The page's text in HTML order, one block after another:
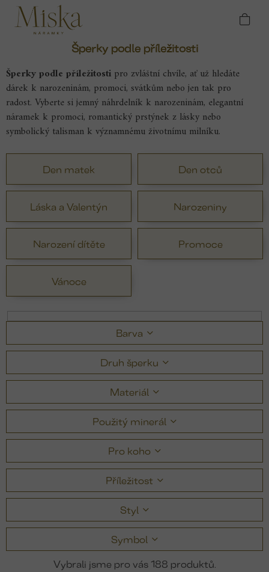
Přejít
obsah
Domů Originální autorské šperky
Šperky podle
příležitosti
Šperky podle příležitosti
Šperky podle příležitosti pro zvláštní chvíle, ať už hledáte
dárek k narozeninám, promoci, svátkům nebo jen tak pro
radost. Vyberte si jemný náhrdelník k narozeninám, elegantní
náramek k promoci, romantický prstýnek z lásky nebo
symbolický talisman k významnému životnímu milníku.
Den matek Den otců
Láska a Valentýn Narozeniny
Narození dítěte Promoce
Vánoce
Barva
Druh šperku
Materiál
Použitý minerál
Pro koho
Příležitost
Styl
Symbol
188